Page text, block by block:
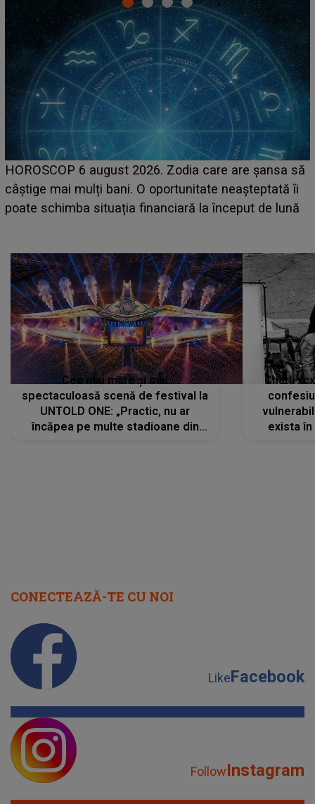
LINE-UP UNTOLD ONE, prima zi. Cine sunt artiștii
care deschid festivalul și de la ce ore au loc cele mai
așteptate concerte pe scena principală?
Cea mai mare și mai
spectaculoasă scenă de festival la
UNTOLD ONE: „Practic, nu ar
încăpea pe multe stadioane din
Charli
exista
CONECTEAZĂ-TE CU NOI
LikeFacebook
FollowInstagram